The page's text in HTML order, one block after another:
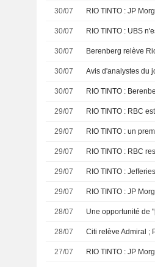
30/07 RIO TINTO : JP
30/07 RIO TINTO : UBS
30/07 Berenberg relève
30/07 Avis d'analystes du
30/07 RIO TINTO :
29/07 RIO TINTO : RBC
29/07
29/07 RIO TINTO : RBC
29/07 RIO TINTO :
29/07 RIO TINTO : JP
28/07 Une opportunité de
28/07 Citi relève Admiral ;
27/07 RIO TINTO : JP